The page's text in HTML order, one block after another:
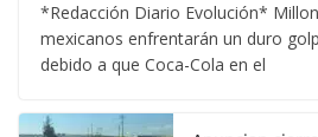
*Redacción Diario Evolución*
mexicanos enfrentarán un duro
debido a que Coca-Cola en el